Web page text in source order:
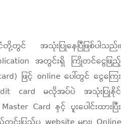
အသုံးပြုနေပြီဖြစ်ပါသည်။
အတွင်းရှိ ကြိုတင်ငွေဖြည့်
ဖြင့် online ပေါ်တွင် ငွေကြေး
card မလိုအပ်ပဲ အသုံးပြုနိုင်
Card နှင့် ပူးပေါင်းထားပြီး